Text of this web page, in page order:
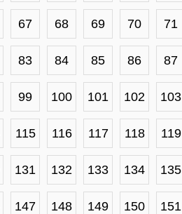
67 68 69 70 71
83 84 85 86 87
99 100 101 102 103
115 116 117 118 119
131 132 133 134 135
147 148 149 150 151